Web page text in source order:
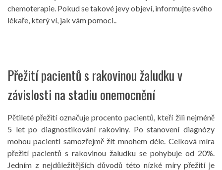
chemoterapie. Pokud se takové jevy objeví, informujte svého
lékaře, který ví, jak vám pomoci..
Přežití pacientů s rakovinou žaludku v
závislosti na stadiu onemocnění
Pětileté přežití označuje procento pacientů, kteří žili nejméně
5 let po diagnostikování rakoviny. Po stanovení diagnózy
mohou pacienti samozřejmě žít mnohem déle. Celková míra
přežití pacientů s rakovinou žaludku se pohybuje od 20%.
Jedním z nejdůležitějších důvodů této nízké míry přežití je